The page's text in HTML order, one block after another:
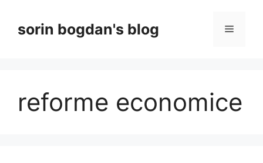
contentsorin bogdan's blog Menu
reforme economice